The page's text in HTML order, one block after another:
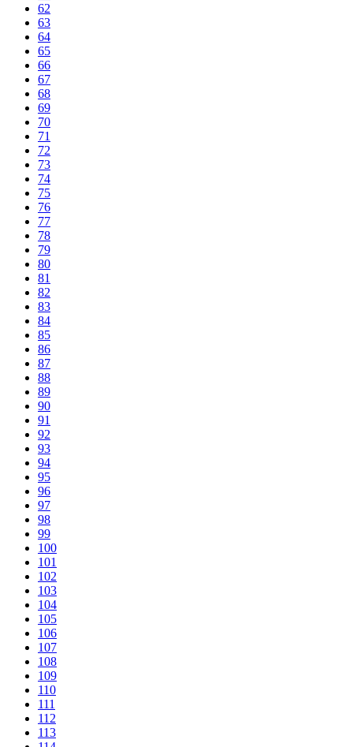
62
63
64
65
66
67
68
69
70
71
72
73
74
75
76
77
78
79
80
81
82
83
84
85
86
87
88
89
90
91
92
93
94
95
96
97
98
99
100
101
102
103
104
105
106
107
108
109
110
111
112
113